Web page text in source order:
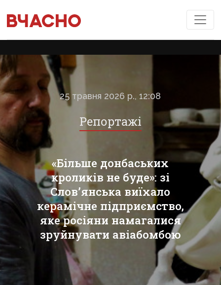
«Більше донбаських
кроликів не буде»: зі
Слов’янська виїхало
керамічне підприємство,
яке росіяни намагалися
зруйнувати авіабомбою
Репортажі
25 травня 2026 р., 12:08